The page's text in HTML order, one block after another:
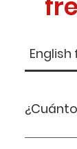
English
El curso